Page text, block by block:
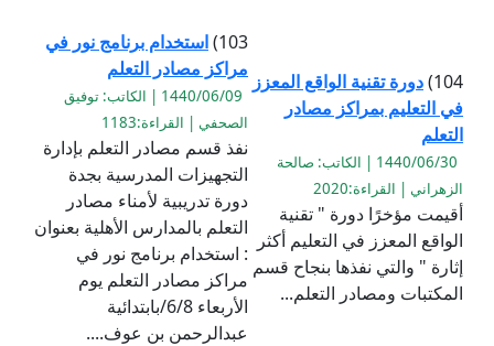
104) دورة تقنية الواقع المعزز
في التعليم بمراكز مصادر
التعلم
1440/06/30 | الكاتب: صالحة
الزهراني | القراءة:2020
أقيمت مؤخرًا دورة " تقنية
الواقع المعزز في التعليم أكثر
إثارة " والتي نفذها بنجاح قسم
المكتبات ومصادر التعلم...
103) استخدام برنامج نور في
مراكز مصادر التعلم
1440/06/09 | الكاتب: توفيق
الصحفي | القراءة:1183
نفذ قسم مصادر التعلم بإدارة
التجهيزات المدرسية بجدة
دورة تدريبية لأمناء مصادر
التعلم بالمدارس الأهلية بعنوان
: استخدام برنامج نور في
مراكز مصادر التعلم يوم
الأربعاء 6/8/بابتدائية
عبدالرحمن بن عوف....